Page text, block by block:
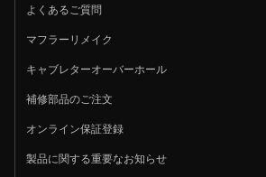
よくあるご質問
マフラーリメイク
キャブレターオーバーホール
補修部品のご注文
オンライン保証登録
製品に関する重要なお知らせ